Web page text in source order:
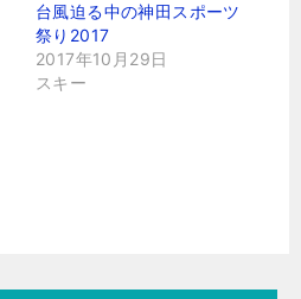
台風迫る中の神田スポーツ
祭り2017
2017年10月29日
スキー